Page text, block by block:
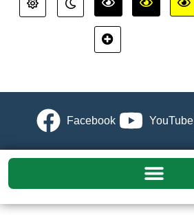
Facebook YouTube